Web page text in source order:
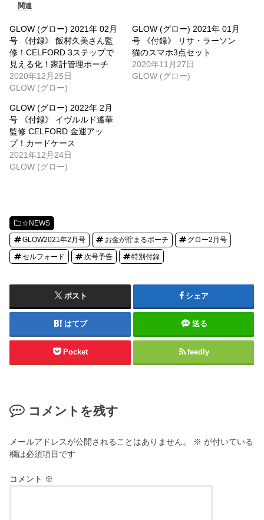
関連
GLOW (グロー) 2021年 02月
号 《付録》 飯村久美さん監
修！CELFORD 3ステップで
見える化！家計管理ポーチ
2020年12月25日
GLOW (グロー)
GLOW (グロー) 2021年 01月
号 《付録》 リサ・ラーソン
猫のスマホ3点セット
2020年11月27日
GLOW (グロー)
GLOW (グロー) 2022年 2月
号 《付録》 イヴルルド遙華
監修 CELFORD 金運アッ
プ！カードケース
2021年12月24日
GLOW (グロー)
☆NEWS
GLOW2021年2月号 お金が貯まるポーチ グロー2月号
セルフォード 次号予告 特別付録
ポスト シェア
はてブ 送る
Pocket feedly
コメントを残す
メールアドレスが公開されることはありません。 ※ が付いている
欄は必須項目です
コメント ※